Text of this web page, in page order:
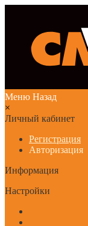
Меню Назад
×
Личный кабинет
Регистрация
Авторизация
Информация
Настройки